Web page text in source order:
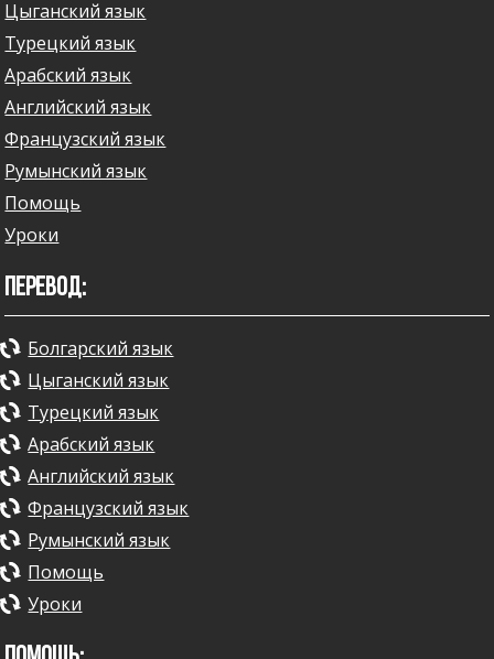
Цыганский язык
Турецкий язык
Арабский язык
Английский язык
Французский язык
Румынский язык
Помощь
Уроки
ПЕРЕВОД:
Болгарский язык
Цыганский язык
Турецкий язык
Арабский язык
Английский язык
Французский язык
Румынский язык
Помощь
Уроки